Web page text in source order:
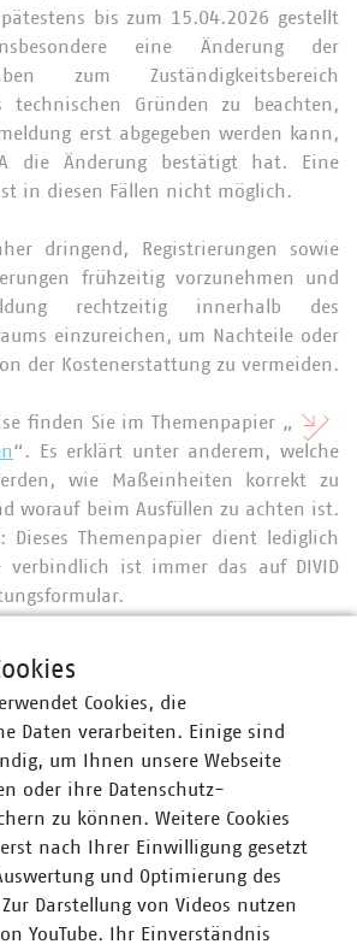
bis zum 15.04.2026 gestellt
eine Änderung der
zum Zuständigkeitsbereich
technischen Gründen zu beachten,
erst abgegeben werden kann,
die Änderung bestätigt hat. Eine
in diesen Fällen nicht möglich.
dringend, Registrierungen sowie
frühzeitig vorzunehmen und
rechtzeitig innerhalb des
einzureichen, um Nachteile oder
der Kostenerstattung zu vermeiden.
finden Sie im Themenpapier „
“. Es erklärt unter anderem, welche
wie Maßeinheiten korrekt zu
worauf beim Ausfüllen zu achten ist.
Dieses Themenpapier dient lediglich
ist immer das auf DIVID
Stadtsauberkeit, Winterdienst und
(Telefon +49 30 58580-262,
gern zur Verfügung.
Cookies, die
Daten verarbeiten. Einige sind
um Ihnen unsere Webseite
oder ihre Datenschutz-
zu können. Weitere Cookies
nach Ihrer Einwilligung gesetzt
und Optimierung des
Darstellung von Videos nutzen
YouTube. Ihr Einverständnis